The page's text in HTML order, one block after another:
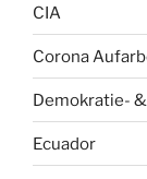
CIA
Corona
Demokratie-
Ecuador